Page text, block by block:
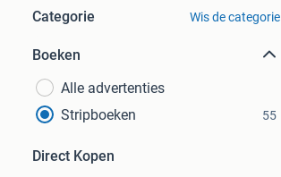
Categorie Wis de categorie
Boeken
Alle advertenties
Stripboeken
55
Direct Kopen